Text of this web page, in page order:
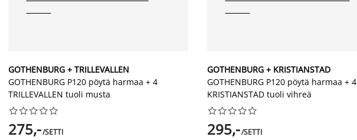
GOTHENBURG + TRILLEVALLEN
GOTHENBURG P120 pöytä harmaa + 4
TRILLEVALLEN tuoli musta






275,-/SETTI
GOTHENBURG + KRISTIANSTAD
GOTHENBURG P120 pöytä harmaa + 4
KRISTIANSTAD tuoli vihreä






295,-/SETTI